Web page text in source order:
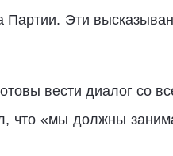
Партии. Эти
вести диалог со
что «мы должны